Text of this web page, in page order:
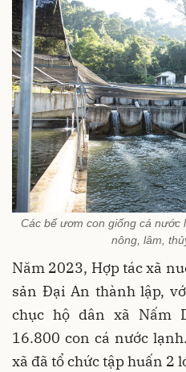
Các bể ươm con giống cá nước
nông, lâm,
Năm 2023, Hợp tác xã
sản Đại An thành lập,
chục hộ dân xã Nấm
16.800 con cá nước
xã đã tổ chức tập huấn 2